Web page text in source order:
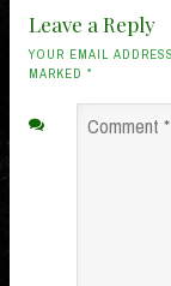
Leave a Reply
YOUR EMAIL
MARKED *
Comment